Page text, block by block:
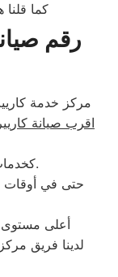
كما قلنا
رقم
مركز خدمة
اقرب صيانة
كخدمات مابعد البيع والمبيعات والشكاوي.
حتى في أوقات
أعلى مستوى
لدينا فريق